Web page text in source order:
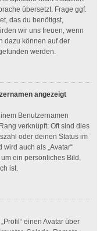
übersetzt. Frage ggf.
das du benötigst,
wir uns freuen, wenn
dazu können auf der
werden.
angezeigt
Benutzernamen
verknüpft: Oft sind dies
oder deinen Status im
auch als „Avatar“
ein persönliches Bild,
ist.
einen Avatar über